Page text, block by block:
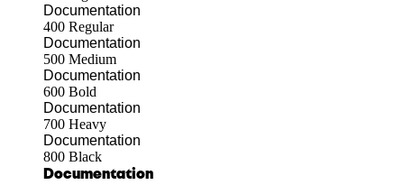
Documentation
400 Regular
Documentation
500 Medium
Documentation
600 Bold
Documentation
700 Heavy
Documentation
800 Black
Documentation